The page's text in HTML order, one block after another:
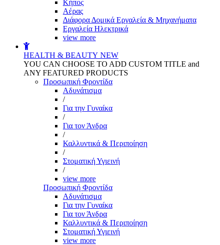
Kήπος
Αέρας
Διάφορα Δομικά Εργαλεία & Μηχανήματα
Εργαλεία Ηλεκτρικά
view more
HEALTH & BEAUTY NEW
YOU CAN CHOOSE TO ADD CUSTOM TITLE and
ANY FEATURED PRODUCTS
Προσωπική Φροντίδα
Αδυνάτισμα
/
Για την Γυναίκα
/
Για τον Άνδρα
/
Καλλυντικά & Περιποίηση
/
Στοματική Υγιεινή
/
view more
Προσωπική Φροντίδα
Αδυνάτισμα
Για την Γυναίκα
Για τον Άνδρα
Καλλυντικά & Περιποίηση
Στοματική Υγιεινή
view more